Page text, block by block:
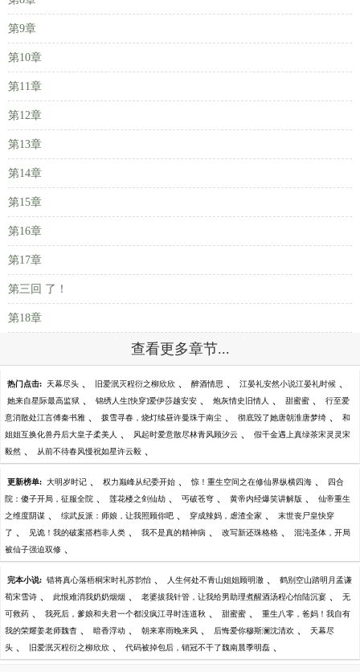
第9章
第10章
第11章
第12章
第13章
第14章
第15章
第16章
第17章
第三回 了！
第18章
查看更多章节...
热门点击: 天幕尽头 、 旧爱泯灭程衍之柳欣欣 、 醉酒情思 、 江晏礼安然小说江晏礼时候 、
她来自星际最高监狱 、 锦绣人生[快穿]爱伊莎越安安 、 炮灰情史旧情人 、 甜蜜蜜 、 行至爱
意消散处江言傅秦书雅 、 拨雪寻春，烧灯续昼许曼珠于南尘 、 彻底毁了她唐朝淮唐梦绮 、 和
姐姐互换化兽丹后大皇子柔美人 、 风起时爱意散尽林青风顾汐云 、 假千金遇上真绿茶宋灵灵宋
毅然 、 从前不待春风慢祝如星许云毅 、
更新榜单: 大明岁时记 、 权力巅峰从纪委开始 、 惊！重生空间之在修仙界纵横四海 、 四合
院：傻子开局，征服全院 、 莲花楼之剑仙劫 、 丐破苍穹 、 黄帝内经爆笑讲解版 、 仙帝重生
之维度阴谋 、 综武反派：师娘，让我照顾你吧 、 穿成辣妈，虐渣全家 、 末世丧尸皇快穿
了 、 见诡！我的破案搭档非人类 、 我不是真的精神病 、 改写新还珠格格 、 混沌圣体，开局
被仙子强迫双修 、
完本小说: 错将真心落梧桐宋时礼苏韵怡 、 人生何处不青山姐姐顾明澈 、 鹤别空山踏明月孟谦
荀宋雪诗 、 此恨难消我奶奶烟烟 、 老婆拔我针管，让我给男助理煮醒酒汤程心怡陆沉宴 、 无
可救药 、 我死后，爹娘和夫君一个都没疯江寻时连道秋 、 甜蜜蜜 、 重生八零，爸妈！我自有
我的荣耀姜老师魏杳 、 暗香浮动 、 朝来寒雨晚来风 、 后悔爱你穆斯澜沈清欢 、 天幕尽
头 、 旧爱泯灭程衍之柳欣欣 、 代码被掉包后，销冠不干了魏南晨季明磊 、